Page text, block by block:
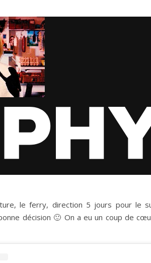
le ferry, direction 5 jours pour le
décision 🙂 On a eu un coup de